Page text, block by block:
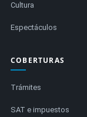
Cultura
Espectáculos
COBERTURAS
Trámites
SAT e impuestos